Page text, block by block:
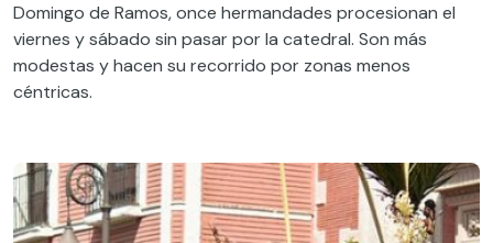
Domingo de Ramos,once hermandades procesionan el
viernes y sábado sin pasar por la catedral. Son más
modestas y hacen su recorrido por zonas menos
céntricas.